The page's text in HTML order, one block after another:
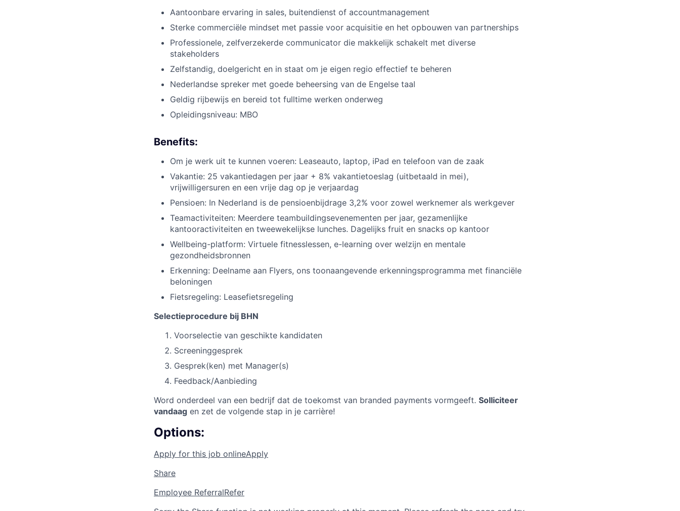
Aantoonbare ervaring in sales, buitendienst of accountmanagement
Sterke commerciële mindset met passie voor acquisitie en het opbouwen van partnerships
Professionele, zelfverzekerde communicator die makkelijk schakelt met diverse
stakeholders
Zelfstandig, doelgericht en in staat om je eigen regio effectief te beheren
Nederlandse spreker met goede beheersing van de Engelse taal
Geldig rijbewijs en bereid tot fulltime werken onderweg
Opleidingsniveau: MBO
Benefits:
Om je werk uit te kunnen voeren: Leaseauto, laptop, iPad en telefoon van de zaak
Vakantie: 25 vakantiedagen per jaar + 8% vakantietoeslag (uitbetaald in mei),
vrijwilligersuren en een vrije dag op je verjaardag
Pensioen: In Nederland is de pensioenbijdrage 3,2% voor zowel werknemer als werkgever
Teamactiviteiten: Meerdere teambuildingsevenementen per jaar, gezamenlijke
kantooractiviteiten en tweewekelijkse lunches. Dagelijks fruit en snacks op kantoor
Wellbeing-platform: Virtuele fitnesslessen, e-learning over welzijn en mentale
gezondheidsbronnen
Erkenning: Deelname aan Flyers, ons toonaangevende erkenningsprogramma met financiële
beloningen
Fietsregeling: Leasefietsregeling
Selectieprocedure bij BHN
Voorselectie van geschikte kandidaten
Screeninggesprek
Gesprek(ken) met Manager(s)
Feedback/Aanbieding
Word onderdeel van een bedrijf dat de toekomst van branded payments vormgeeft. Solliciteer
vandaag en zet de volgende stap in je carrière!
Options:
Apply for this job onlineApply
Share
Employee ReferralRefer